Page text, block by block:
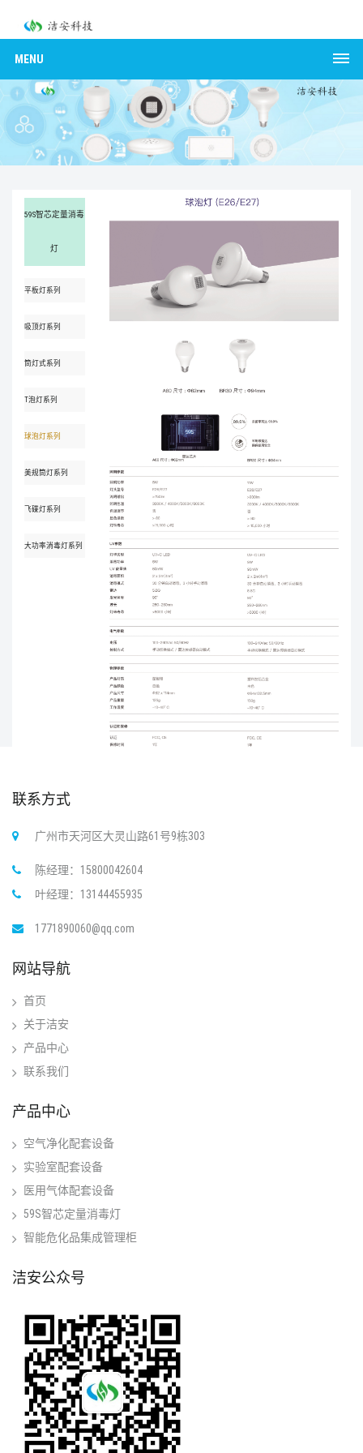
MENU
59S智芯定量消毒
灯
平板灯系列
吸顶灯系列
筒灯式系列
T泡灯系列
球泡灯系列
美规筒灯系列
飞碟灯系列
大功率消毒灯系列
联系方式
广州市天河区大灵山路61号9栋303
陈经理：15800042604
叶经理：13144455935
1771890060@qq.com
网站导航
首页
关于洁安
产品中心
联系我们
产品中心
空气净化配套设备
实验室配套设备
医用气体配套设备
59S智芯定量消毒灯
智能危化品集成管理柜
洁安公众号